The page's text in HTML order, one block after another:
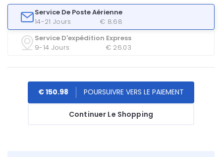
Service De Poste Aérienne
14-21 Jours
€ 8.68
Service D'expédition Express
9-14 Jours
€ 26.03
Continuer Le Shopping
€ 150.98